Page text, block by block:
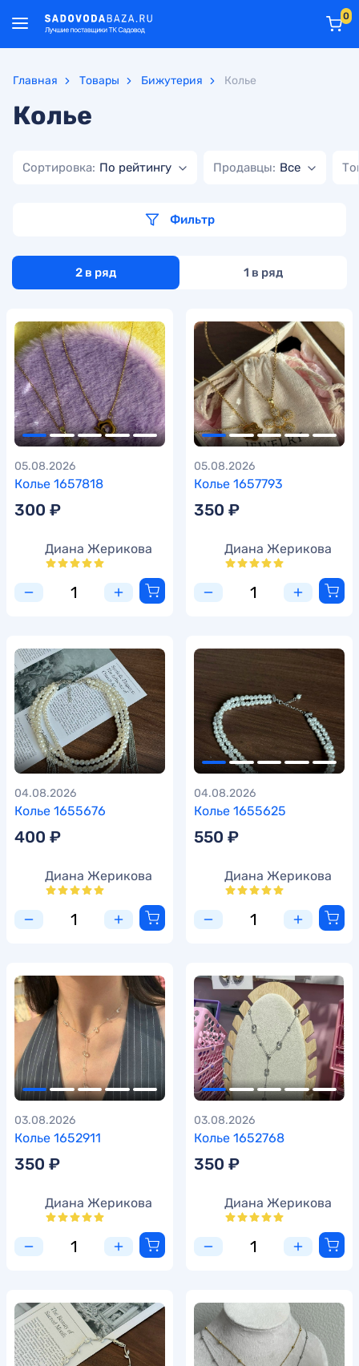
0
Главная Товары Бижутерия Колье
Колье
Сортировка: По рейтингу Продавцы: Все
Фильтр
2 в ряд 1 в ряд
Колье 1657818
05.08.2026
300 ₽
Диана Жерикова
Колье 1657793
05.08.2026
350 ₽
Диана Жерикова
Колье 1655676
04.08.2026
400 ₽
Диана Жерикова
Колье 1655625
04.08.2026
550 ₽
Диана Жерикова
Колье 1652911
03.08.2026
350 ₽
Диана Жерикова
Колье 1652768
03.08.2026
350 ₽
Диана Жерикова